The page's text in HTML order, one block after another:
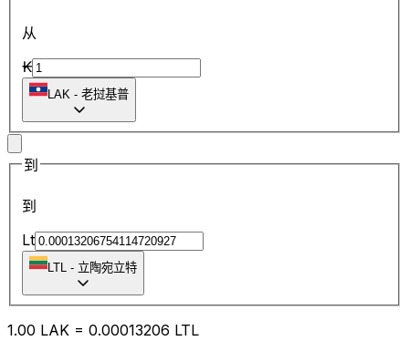
从
₭
LAK - 老挝基普
到
到
Lt
LTL - 立陶宛立特
1.00 LAK = 0.00013206 LTL